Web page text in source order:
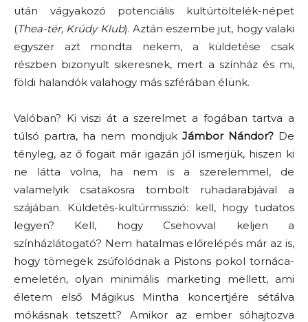
után vágyakozó potenciális kultúrtöltelék-népet
(Thea-tér, Krúdy Klub). Aztán eszembe jut, hogy valaki
egyszer azt mondta nekem, a küldetése csak
részben bizonyult sikeresnek, mert a színház és mi,
földi halandók valahogy más szférában élünk.
Valóban? Ki viszi át a szerelmet a fogában tartva a
túlsó partra, ha nem mondjuk Jámbor Nándor?De
tényleg, az ő fogait már igazán jól ismerjük, hiszen ki
ne látta volna, ha nem is a szerelemmel, de
valamelyik csatakosra tombolt ruhadarabjával a
szájában. Küldetés-kultúrmisszió: kell, hogy tudatos
legyen? Kell, hogy Csehovval keljen a
színházlátogató? Nem hatalmas előrelépés már az is,
hogy tömegek zsúfolódnak a Pistons pokol tornáca-
emeletén, olyan minimális marketing mellett, ami
életem első Mágikus Mintha koncertjére sétálva
mókásnak tetszett? Amikor az ember sóhajtozva